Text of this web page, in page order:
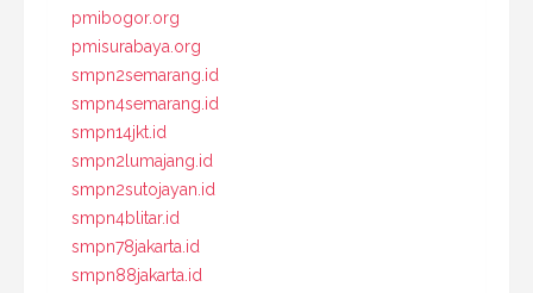
pmibogor.org
pmisurabaya.org
smpn2semarang.id
smpn4semarang.id
smpn14jkt.id
smpn2lumajang.id
smpn2sutojayan.id
smpn4blitar.id
smpn78jakarta.id
smpn88jakarta.id